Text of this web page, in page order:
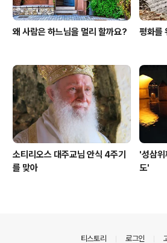
왜 사람은 하느님을 멀리 할까요? 평화를
소티리오스 대주교님 안식 4주기
를 맞아
'성삼위
도'
티스토리 로그인